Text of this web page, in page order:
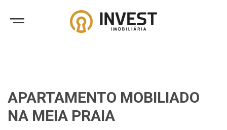
APARTAMENTO MOBILIADO
NA MEIA PRAIA